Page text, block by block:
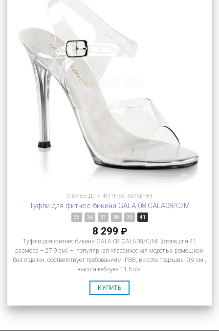
ОБУВЬ ДЛЯ ФИТНЕС-БИКИНИ
Туфли для фитнес бикини GALA-08 GALA08/C/M
35 36 37 38 39 41
8 299 ₽
Туфли для фитнес бикини GALA-08 GALA08/C/M (стопа для 41
размера – 27.9 см) – популярная классическая модель с ремешком
без отделки, соответствует требованиям IFBB, высота подошвы 0,9 см.,
высота каблука 11,5 см.
КУПИТЬ